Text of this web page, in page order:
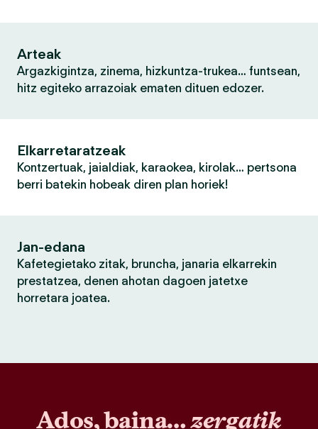
Arteak
Argazkigintza, zinema, hizkuntza-trukea… funtsean,
hitz egiteko arrazoiak ematen dituen edozer.
Elkarretaratzeak
Kontzertuak, jaialdiak, karaokea, kirolak… pertsona
berri batekin hobeak diren plan horiek!
Jan-edana
Kafetegietako zitak, bruncha, janaria elkarrekin
prestatzea, denen ahotan dagoen jatetxe
horretara joatea.
Ados, baina…zergatik